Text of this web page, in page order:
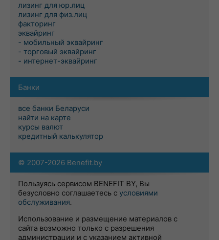
лизинг для юр.лиц
лизинг для физ.лиц
факторинг
эквайринг
- мобильный эквайринг
- торговый эквайринг
- интернет-эквайринг
Банки
все банки Беларуси
найти на карте
курсы валют
кредитный калькулятор
© 2007-2026 Benefit.by
Пользуясь сервисом BENEFIT BY, Вы
безусловно соглашаетесь с условиями
обслуживания.
Использование и размещение материалов с
сайта возможно только с разрешения
администрации и с указанием активной